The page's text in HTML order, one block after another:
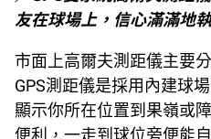
友在球場上，信心滿滿地
市面上高爾夫測距儀主要
GPS測距儀是採用內建球
顯示你所在位置到果嶺或
便利，一走到球位旁便能